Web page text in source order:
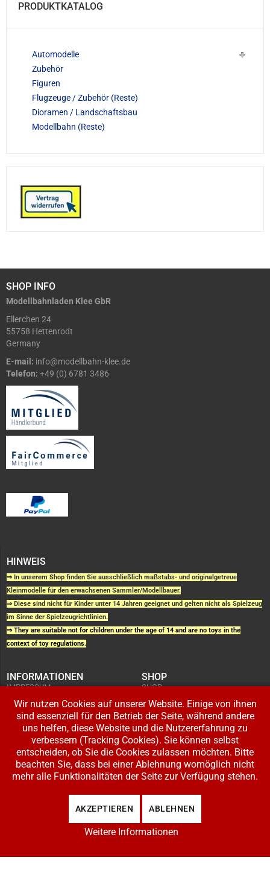
PRODUKTKATALOG
Automodelle
Zubehör
Figuren
Flugzeuge / Zubehör (Reste)
Dioramen / Landschaftsbau
Modellbahn (Reste)
SHOP INFO
Modellbahnladen Klee GbR
Ellerchen 24
55758 Hettenrodt
Germany
E-mail: info@modellbahn-klee.de
Telefon: +49 (0) 6781 3486
HINWEIS
⇒ In unserem Shop finden Sie ausschließlich maßstabs- und originalgetreue
Kleinmodelle für den erwachsenen Sammler/Modellbauer.
⇒ Diese sind nicht für Kinder unter 14 Jahren geeignet und gelten nicht als Spielzeug
im Sinne der Spielzeugrichtlinien.
⇒ They are suitable not for children under the age of 14 and are no toys in the
context of toy regulations.
INFORMATIONEN
IMPRESSUM
KUNDENINFORMATIONEN
WIDERRUFSRECHT
DATENSCHUTZERKLÄRUNG
ZAHLUNG UND VERSAND
SHOP
SHOP
BESTELLUNGEN
ADRESSE BEARBEITEN
IHR KONTO
LOGIN
REGISTRIEREN
Copyright © 2026 Modellbahnladen Klee GbR. Alle Rechte vorbehalten. Design:
Wir nutzen Cookies auf unserer Website. Einige von ihnen
sind essenziell für den Betrieb der Seite, während andere
uns helfen, diese Website und die Nutzererfahrung zu
verbessern (Tracking Cookies). Sie können selbst
entscheiden, ob Sie die Cookies zulassen möchten. Bitte
beachten Sie, dass bei einer Ablehnung womöglich nicht
mehr alle Funktionalitäten der Seite zur Verfügung stehen.
AKZEPTIEREN ABLEHNEN
Weitere Informationen